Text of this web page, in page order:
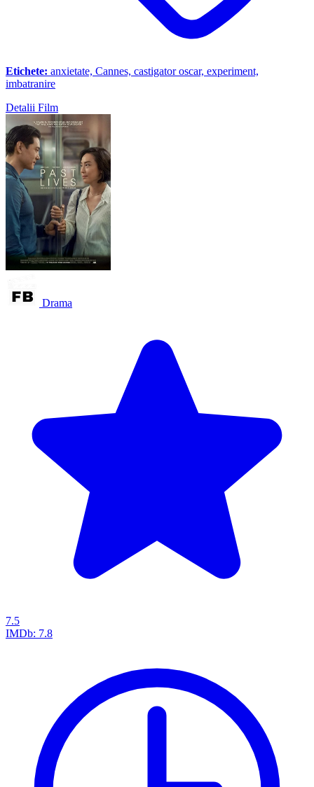
Etichete: anxietate, Cannes, castigator oscar, experiment,
imbatranire
Detalii Film
Drama
7.5
IMDb: 7.8